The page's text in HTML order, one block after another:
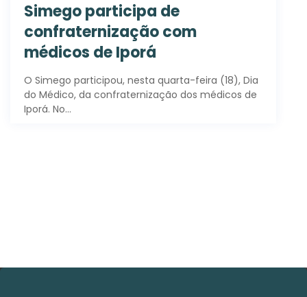
Simego participa de
confraternização com
médicos de Iporá
O Simego participou, nesta quarta-feira (18), Dia
do Médico, da confraternização dos médicos de
Iporá. No…